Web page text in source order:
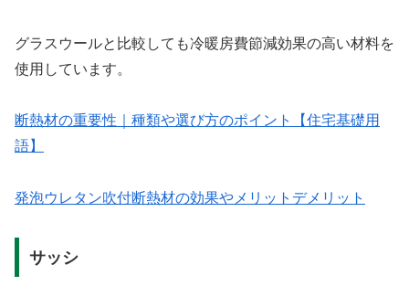
グラスウールと比較しても冷暖房費節減効果の高い材料を
使用しています。
断熱材の重要性｜種類や選び方のポイント【住宅基礎用
語】
発泡ウレタン吹付断熱材の効果やメリットデメリット
サッシ